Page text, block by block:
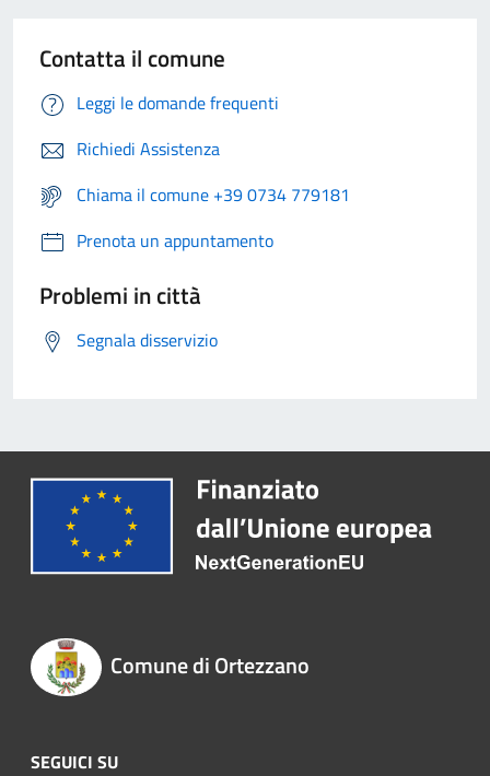
Contatta il comune
Leggi le domande frequenti
Richiedi Assistenza
Chiama il comune +39 0734 779181
Prenota un appuntamento
Problemi in città
Segnala disservizio
Comune di Ortezzano
SEGUICI SU